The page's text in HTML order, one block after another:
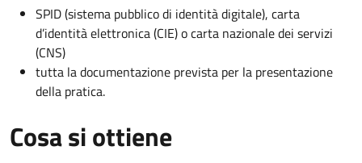
SPID (sistema pubblico di identità digitale), carta
d’identità elettronica (CIE) o carta nazionale dei servizi
(CNS)
tutta la documentazione prevista per la presentazione
della pratica.
Cosa si ottiene